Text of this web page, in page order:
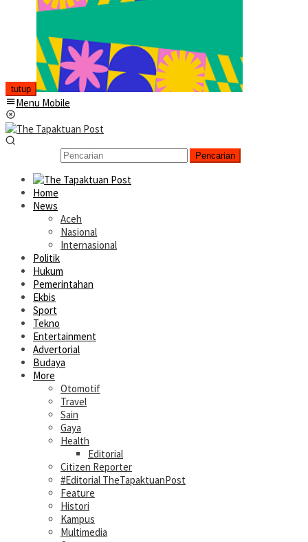
tutup
Menu Mobile
Pencarian
Home
News
Aceh
Nasional
Internasional
Politik
Hukum
Pemerintahan
Ekbis
Sport
Tekno
Entertainment
Advertorial
Budaya
More
Otomotif
Travel
Sain
Gaya
Health
Editorial
Citizen Reporter
#Editorial TheTapaktuanPost
Feature
Histori
Kampus
Multimedia